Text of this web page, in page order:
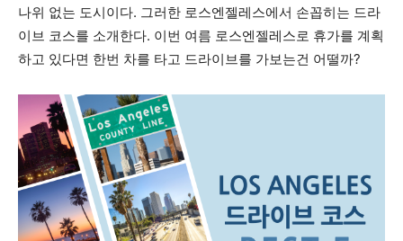
나위 없는 도시이다. 그러한 로스엔젤레스에서 손꼽히는 드라
이브 코스를 소개한다. 이번 여름 로스엔젤레스로 휴가를 계획
하고 있다면 한번 차를 타고 드라이브를 가보는건 어떨까?